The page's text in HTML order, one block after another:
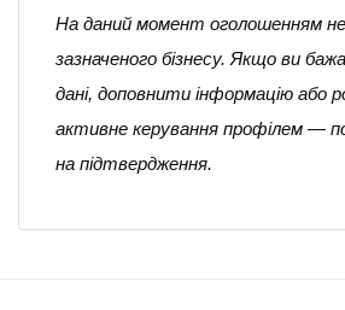
На даний момент оголошенням не
зазначеного бізнесу. Якщо ви
дані, доповнити інформацію або
активне керування профілем —
на підтвердження.